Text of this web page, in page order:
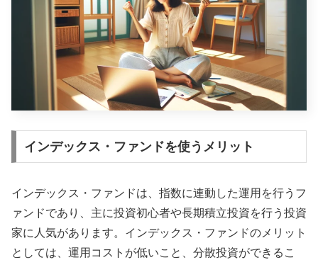
インデックス・ファンドを使うメリット
インデックス・ファンドは、指数に連動した運用を行うフ
ァンドであり、主に投資初心者や長期積立投資を行う投資
家に人気があります。インデックス・ファンドのメリット
としては、運用コストが低いこと、分散投資ができるこ